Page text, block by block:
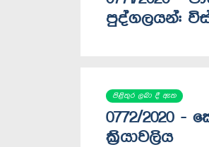
පුද්ගලයන්:
පිළිතුර ලබා දී ඇත
0772/2020
ක්‍රියාවලිය